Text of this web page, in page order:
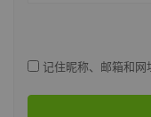
记住昵称、邮箱和网